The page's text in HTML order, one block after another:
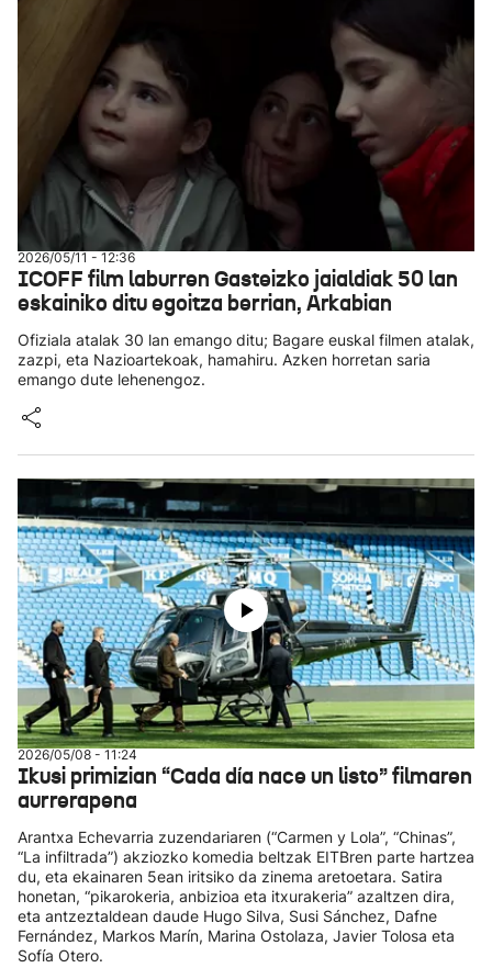
2026/05/11 - 12:36
ICOFF film laburren Gasteizko jaialdiak 50 lan
eskainiko ditu egoitza berrian, Arkabian
Ofiziala atalak 30 lan emango ditu; Bagare euskal filmen atalak,
zazpi, eta Nazioartekoak, hamahiru. Azken horretan saria
emango dute lehenengoz.
2026/05/08 - 11:24
Ikusi primizian “Cada día nace un listo” filmaren
aurrerapena
Arantxa Echevarria zuzendariaren (“Carmen y Lola”, “Chinas”,
“La infiltrada”) akziozko komedia beltzak EITBren parte hartzea
du, eta ekainaren 5ean iritsiko da zinema aretoetara. Satira
honetan, “pikarokeria, anbizioa eta itxurakeria” azaltzen dira,
eta antzeztaldean daude Hugo Silva, Susi Sánchez, Dafne
Fernández, Markos Marín, Marina Ostolaza, Javier Tolosa eta
Sofía Otero.